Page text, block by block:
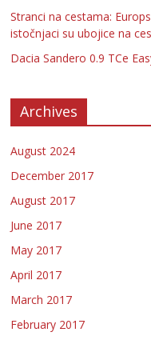
Stranci na cestama:
istočnjaci su ubojice na
Dacia Sandero 0.9 TCe
Archives
August 2024
December 2017
August 2017
June 2017
May 2017
April 2017
March 2017
February 2017